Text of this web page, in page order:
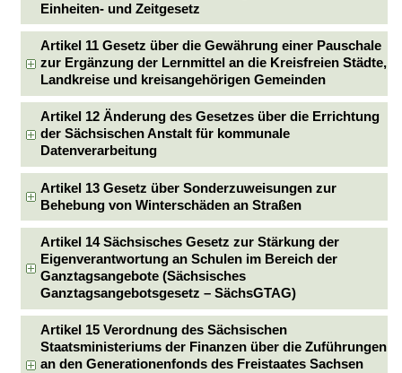
Einheiten- und Zeitgesetz
Artikel 11 Gesetz über die Gewährung einer Pauschale
zur Ergänzung der Lernmittel an die Kreisfreien Städte,
Landkreise und kreisangehörigen Gemeinden
Artikel 12 Änderung des Gesetzes über die Errichtung
der Sächsischen Anstalt für kommunale
Datenverarbeitung
Artikel 13 Gesetz über Sonderzuweisungen zur
Behebung von Winterschäden an Straßen
Artikel 14 Sächsisches Gesetz zur Stärkung der
Eigenverantwortung an Schulen im Bereich der
Ganztagsangebote (Sächsisches
Ganztagsangebotsgesetz – SächsGTAG)
Artikel 15 Verordnung des Sächsischen
Staatsministeriums der Finanzen über die Zuführungen
an den Generationenfonds des Freistaates Sachsen